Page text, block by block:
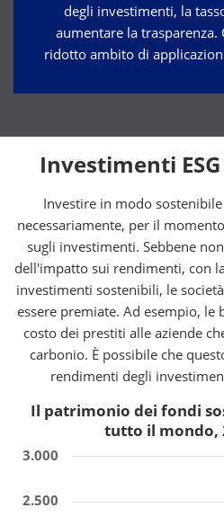
degli investimenti, la
aumentare la trasparenza.
ridotto ambito di
Investimenti
Investire in modo
necessariamente, per il
sugli investimenti. Sebbene
dell'impatto sui rendimenti, con
investimenti sostenibili, le
essere premiate. Ad esempio, le
costo dei prestiti alle aziende
carbonio. È possibile che
rendimenti degli
Il patrimonio dei fondi
tutto il mondo,
2.500
3.000